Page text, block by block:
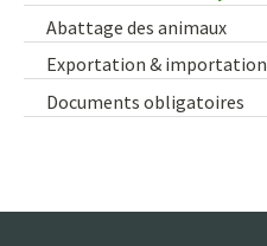
Abattage des animaux
Exportation & importation
Documents obligatoires